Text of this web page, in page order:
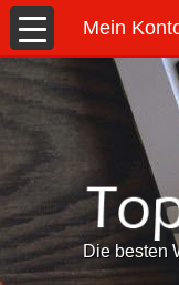
Mein
Die besten